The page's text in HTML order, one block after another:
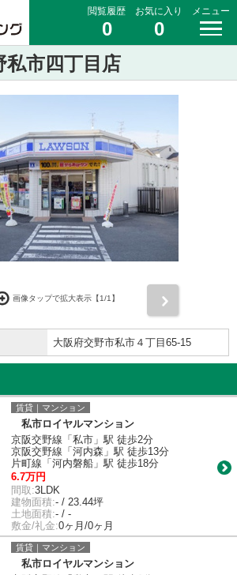
閲覧履歴
0
お気に入り
0
メニュー
私市四丁目店
画像タップで拡大表示【1/1】
大阪府交野市私市４丁目65-15
賃貸｜マンション
私市ロイヤルマンション
京阪交野線「私市」駅 徒歩2分
京阪交野線「河内森」駅 徒歩13分
片町線「河内磐船」駅 徒歩18分
6.7万円
間取:3LDK
建物面積:- / 23.44坪
土地面積:- / -
敷金/礼金:0ヶ月/0ヶ月
賃貸｜マンション
私市ロイヤルマンション